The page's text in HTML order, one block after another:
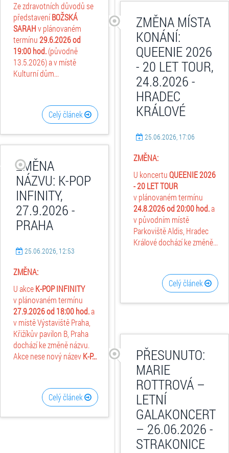
Ze zdravotních důvodů se
představeníBOŽSKÁ
SARAHv plánovaném
termínu29.6.2026od
19:00 hod.(původně
13.5.2026) a v místě
Kulturní dům...
Celý článek
ZMĚNA MÍSTA
KONÁNÍ:
QUEENIE 2026
- 20 LET TOUR,
24.8.2026 -
HRADEC
KRÁLOVÉ
25.06.2026, 17:06
ZMĚNA:
U koncertuQUEENIE 2026
- 20 LET TOUR
v plánovaném termínu
24.8.2026 od 20:00 hod.a
v původním místě
Parkoviště Aldis, Hradec
Králové dochází ke změně...
Celý článek
ZMĚNA
NÁZVU: K-POP
INFINITY,
27.9.2026 -
PRAHA
25.06.2026, 12:53
ZMĚNA:
U akceK-POP INFINITY
v plánovaném termínu
27.9.2026 od 18:00 hod.a
v místě Výstaviště Praha,
Křižíkův pavilon B, Praha
dochází ke změně názvu.
Akce nese nový názevK-P...
Celý článek
PŘESUNUTO:
MARIE
ROTTROVÁ –
LETNÍ
GALAKONCERT
– 26.06.2026 -
STRAKONICE